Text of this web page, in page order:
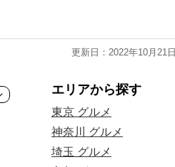
更新日：2022年10月21日
エリアから探す
東京 グルメ
神奈川 グルメ
埼玉 グルメ